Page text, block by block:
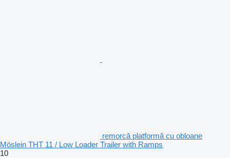
remorcă platformă cu obloane
Möslein THT 11 / Low Loader Trailer with Ramps
10